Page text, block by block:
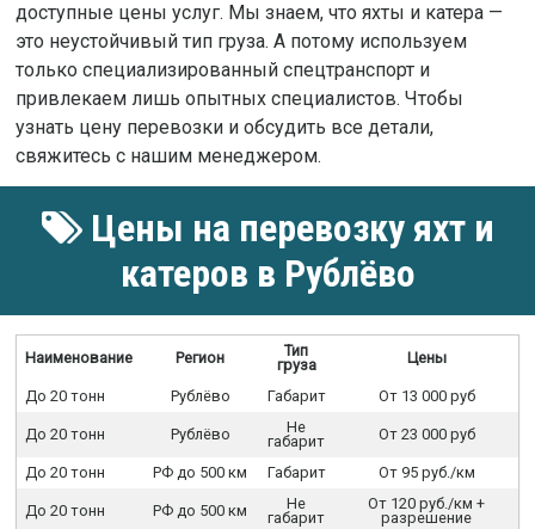
доступные цены услуг. Мы знаем, что яхты и катера —
это неустойчивый тип груза. А потому используем
только специализированный спецтранспорт и
привлекаем лишь опытных специалистов. Чтобы
узнать цену перевозки и обсудить все детали,
свяжитесь с нашим менеджером.
Цены на перевозку яхт и
катеров в Рублёво
Наименование Регион
Тип
груза
Цены
До 20 тонн Рублёво Габарит От 13 000 руб
До 20 тонн Рублёво
Не
габарит
От 23 000 руб
До 20 тонн РФ до 500 км Габарит От 95 руб./км
До 20 тонн РФ до 500 км
Не
габарит
От 120 руб./км +
разрешение